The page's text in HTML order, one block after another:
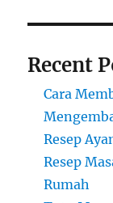
Recent
Cara
Resep
Resep
Rumah